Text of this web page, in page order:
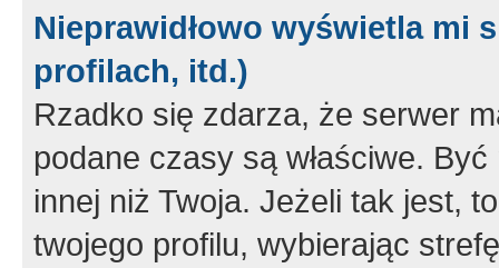
Nieprawidłowo wyświetla mi
profilach, itd.)
Rzadko się zdarza, że serwer
podane czasy są właściwe.
innej niż Twoja. Jeżeli tak jest,
twojego profilu, wybierając